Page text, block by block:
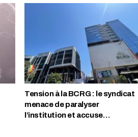
Tension à la BCRG : le syndicat
menace de paralyser
l’institution et accuse…